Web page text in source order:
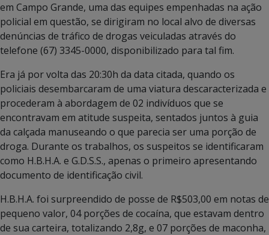
em Campo Grande, uma das equipes empenhadas na ação
policial em questão, se dirigiram no local alvo de diversas
denúncias de tráfico de drogas veiculadas através do
telefone (67) 3345-0000, disponibilizado para tal fim.
Era já por volta das 20:30h da data citada, quando os
policiais desembarcaram de uma viatura descaracterizada e
procederam à abordagem de 02 indivíduos que se
encontravam em atitude suspeita, sentados juntos à guia
da calçada manuseando o que parecia ser uma porção de
droga. Durante os trabalhos, os suspeitos se identificaram
como H.B.H.A. e G.D.S.S., apenas o primeiro apresentando
documento de identificação civil.
H.B.H.A. foi surpreendido de posse de R$503,00 em notas de
pequeno valor, 04 porções de cocaína, que estavam dentro
de sua carteira, totalizando 2,8g, e 07 porções de maconha,